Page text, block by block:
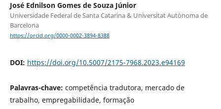
José Ednilson Gomes de Souza Júnior
Universidade Federal de Santa Catarina & Universitat Autònoma de
Barcelona
https://orcid.org/0000-0002-3894-8388
DOI: https://doi.org/10.5007/2175-7968.2023.e94169
Palavras-chave: competência tradutora, mercado de
trabalho, empregabilidade, formação